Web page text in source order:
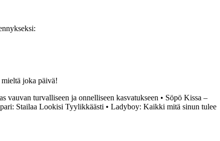
joka päivä!
vauvan turvalliseen ja onnelliseen kasvatukseen • Söpö Kissa –
Stailaa Lookisi Tyylikkäästi • Ladyboy: Kaikki mitä sinun tulee